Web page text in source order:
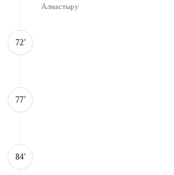
Алмастыру
72'
77'
84'